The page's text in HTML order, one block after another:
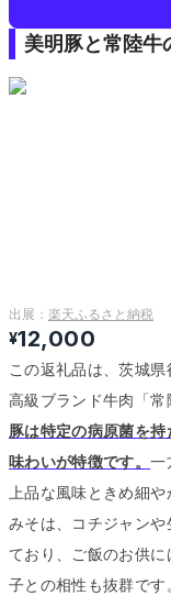
美明豚と常陸牛
出展： 楽天ふるさと納税
¥12,000
この返礼品は、茨城
高級ブランド牛肉「常
豚は特定の病原菌を
味わいが特徴です。一
上品な風味ときめ細
みそは、コチジャン
ており、ご飯のお供
子との相性も抜群です